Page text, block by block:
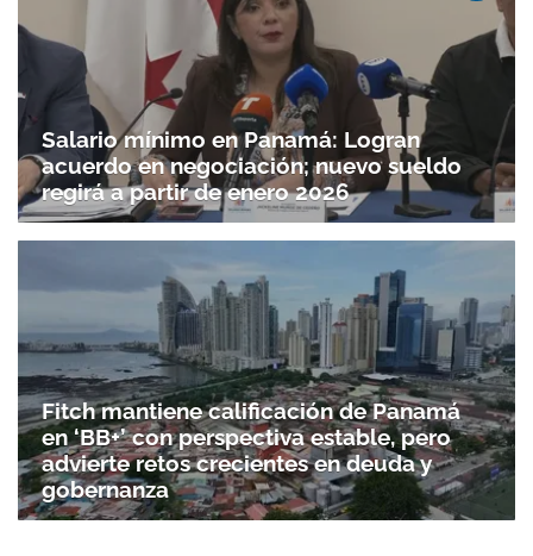
Salario mínimo en Panamá: Logran
acuerdo en negociación; nuevo sueldo
regirá a partir de enero 2026
Fitch mantiene calificación de Panamá
en ‘BB+’ con perspectiva estable, pero
advierte retos crecientes en deuda y
gobernanza